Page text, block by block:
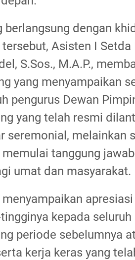
berlangsung dengan
Asisten I
S.Sos., M.A.P.,
yang menyampaikan
pengurus Dewan
yang telah resmi
seremonial, melainkan
tanggung
umat dan masyarakat.
kepada
periode sebelumnya
kerja keras yang